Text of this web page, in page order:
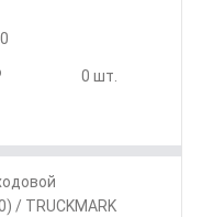
0 шт.
/ TRUCKMARK